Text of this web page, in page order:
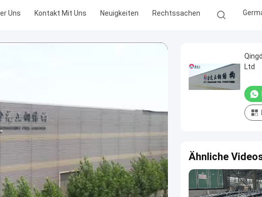
Uns Kontakt Mit Uns Neuigkeiten Rechtssachen
Ltd
Ähnliche